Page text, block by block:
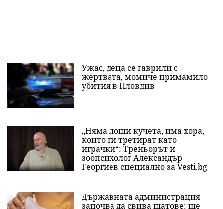
Ужас, деца се гаврили с
жертвата, момиче примамило
убития в Пловдив
„Няма лоши кучета, има хора,
които ги третират като
играчки“: Треньорът и
зоопсихолог Александър
Георгиев специално за Vesti.bg
Държавната администрация
започва да свива щатове: ще